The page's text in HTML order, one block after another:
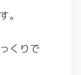
。
くりで